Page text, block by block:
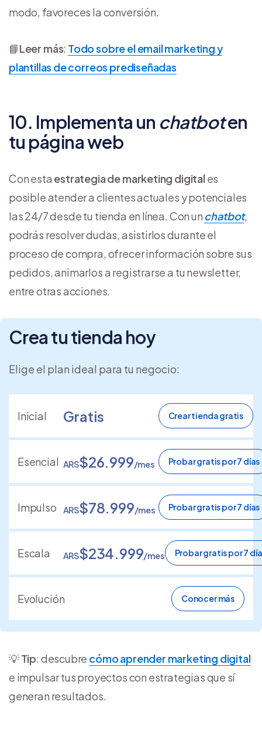
modo, favoreces la conversión.
📘Leer más: Todo sobre el email marketing y
plantillas de correos prediseñadas
10. Implementa un chatboten
tu página web
Con esta estrategia de marketing digital es
posible atender a clientes actuales y potenciales
las 24/7 desde tu tienda en línea. Con unchatbot,
podrás resolver dudas, asistirlos durante el
proceso de compra, ofrecer información sobre sus
pedidos, animarlos a registrarse a tu newsletter,
entre otras acciones.
Crea tu tienda hoy
Elige el plan ideal para tu negocio:
Inicial Gratis Crear tienda gratis
Esencial ARS$26.999/mes Probar gratis por 7 días
Impulso ARS$78.999/mes Probar gratis por 7 días
Escala ARS$234.999/mes Probar gratis por 7
Evolución Conocer más
💡Tip: descubre cómo aprender marketing digital
e impulsar tus proyectos con estrategias que sí
generan resultados.